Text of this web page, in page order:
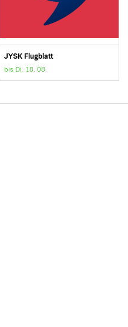
JYSK Flugblatt
bis Di. 18. 08.